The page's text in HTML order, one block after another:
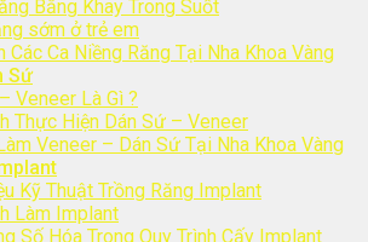
Bằng Khay Trong Suốt
sớm ở trẻ em
Các Ca Niềng Răng Tại Nha Khoa Vàng
Sứ
Veneer Là Gì ?
Thực Hiện Dán Sứ – Veneer
Veneer – Dán Sứ Tại Nha Khoa Vàng
Kỹ Thuật Trồng Răng Implant
Làm Implant
Số Hóa Trong Quy Trình Cấy Implant